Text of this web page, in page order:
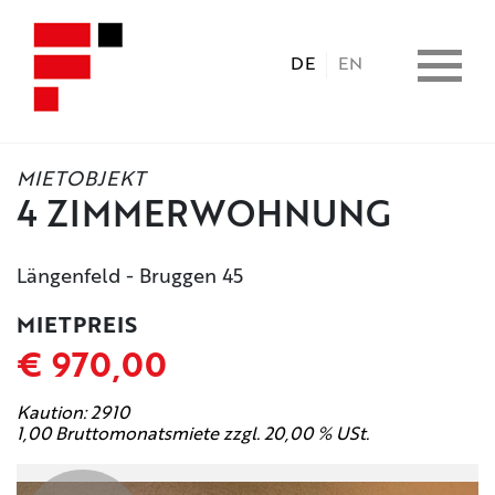
DE EN
HOME
IMMOBILIEN
LEISTUNGEN
UNTERNEHMEN
MIETOBJEKT
4 ZIMMERWOHNUNG
Längenfeld - Bruggen 45
MIETPREIS
€ 970,00
Kaution: 2910
1,00 Bruttomonatsmiete zzgl. 20,00 % USt.